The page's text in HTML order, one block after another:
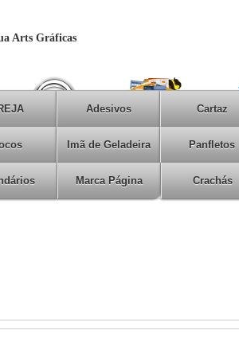
Arts Gráficas
Adesivos Cartaz
Imã de Geladeira Panfletos
Marca Página Crachás